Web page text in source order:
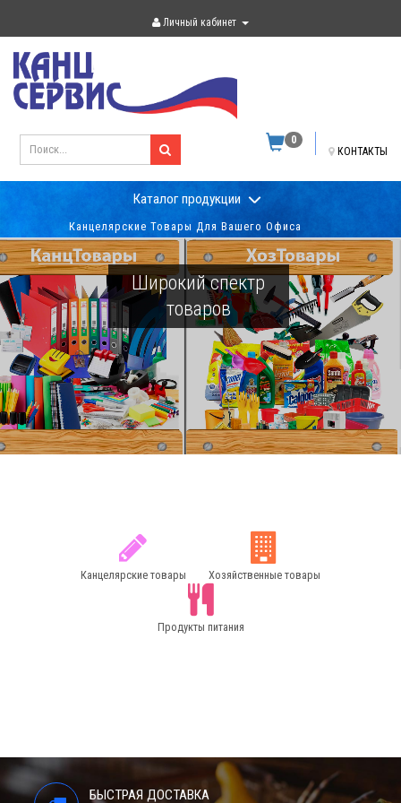
Личный кабинет
КОНТАКТЫ
0
Каталог продукции
Канцелярские Товары Для Вашего Офиса
Широкий спектр
товаров
Канцелярские товары Хозяйственные товары
Продукты питания
БЫСТРАЯ ДОСТАВКА